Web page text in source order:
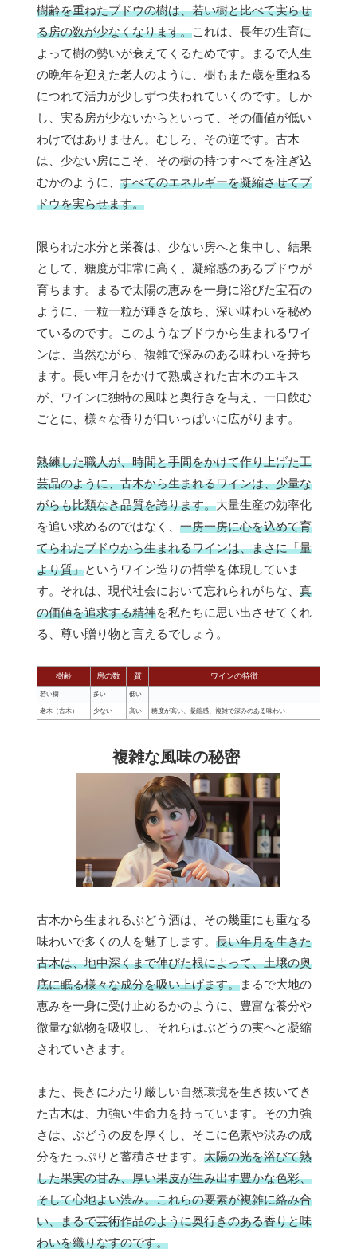
樹齢を重ねたブドウの樹は、若い樹と比べて実らせ
る房の数が少なくなります。これは、長年の生育に
よって樹の勢いが衰えてくるためです。まるで人生
の晩年を迎えた老人のように、樹もまた歳を重ねる
につれて活力が少しずつ失われていくのです。しか
し、実る房が少ないからといって、その価値が低い
わけではありません。むしろ、その逆です。古木
は、少ない房にこそ、その樹の持つすべてを注ぎ込
むかのように、 すべてのエネルギーを凝縮させてブ
ドウを実らせます。
限られた水分と栄養は、少ない房へと集中し、結果
として、糖度が非常に高く、凝縮感のあるブドウが
育ちます。まるで太陽の恵みを一身に浴びた宝石の
ように、一粒一粒が輝きを放ち、深い味わいを秘め
ているのです。このようなブドウから生まれるワイ
ンは、当然ながら、複雑で深みのある味わいを持ち
ます。長い年月をかけて熟成された古木のエキス
が、ワインに独特の風味と奥行きを与え、一口飲む
ごとに、様々な香りが口いっぱいに広がります。
熟練した職人が、時間と手間をかけて作り上げた工
芸品のように、古木から生まれるワインは、少量な
がらも比類なき品質を誇ります。大量生産の効率化
を追い求めるのではなく、 一房一房に心を込めて育
てられたブドウから生まれるワインは、まさに「量
より質」というワイン造りの哲学を体現していま
す。それは、現代社会において忘れられがちな、 真
の価値を追求する精神を私たちに思い出させてくれ
る、尊い贈り物と言えるでしょう。
樹齢 房の数 質 ワインの特徴
若い樹 多い 低い –
老木（古木） 少ない 高い 糖度が高い、凝縮感、複雑で深みのある味わい
複雑な風味の秘密
古木から生まれるぶどう酒は、その幾重にも重なる
味わいで多くの人を魅了します。 長い年月を生きた
古木は、地中深くまで伸びた根によって、土壌の奥
底に眠る様々な成分を吸い上げます。まるで大地の
恵みを一身に受け止めるかのように、豊富な養分や
微量な鉱物を吸収し、それらはぶどうの実へと凝縮
されていきます。
また、長きにわたり厳しい自然環境を生き抜いてき
た古木は、力強い生命力を持っています。その力強
さは、ぶどうの皮を厚くし、そこに色素や渋みの成
分をたっぷりと蓄積させます。 太陽の光を浴びて熟
した果実の甘み、厚い果皮が生み出す豊かな色彩、
そして心地よい渋み。これらの要素が複雑に絡み合
い、まるで芸術作品のように奥行きのある香りと味
わいを織りなすのです。